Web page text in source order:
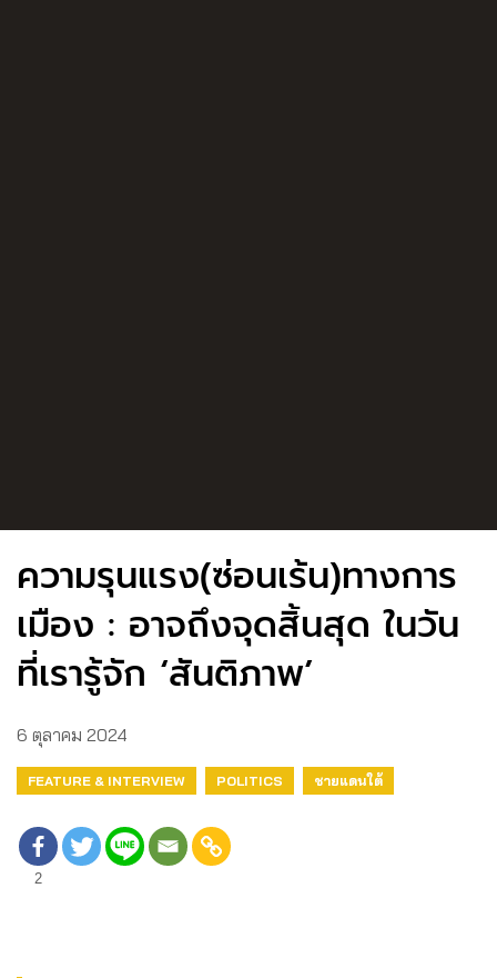
ความรุนแรง(ซ่อนเร้น)ทางการ
เมือง : อาจถึงจุดสิ้นสุด ในวัน
ที่เรารู้จัก ‘สันติภาพ’
6 ตุลาคม 2024
FEATURE & INTERVIEW POLITICS ชายแดนใต้
2